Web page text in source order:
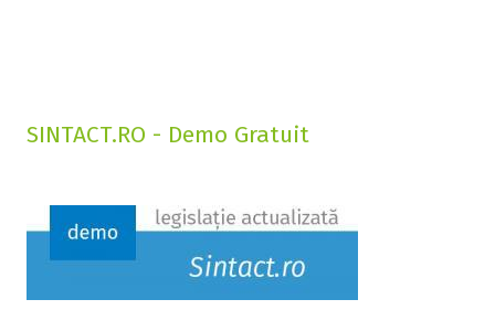
SINTACT.RO - Demo Gratuit